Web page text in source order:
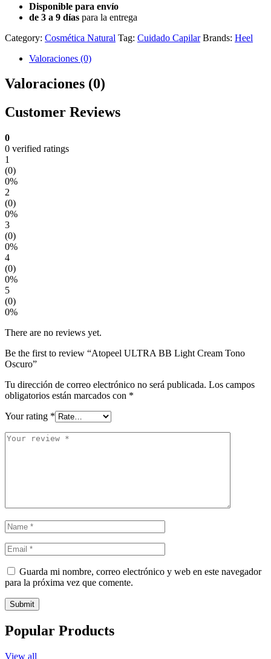
Disponible para envío
de 3 a 9 días para la entrega
Category: Cosmética Natural Tag: Cuidado Capilar Brands: Heel
Valoraciones (0)
Valoraciones (0)
Customer Reviews
0
0 verified ratings
1
(0)
0%
2
(0)
0%
3
(0)
0%
4
(0)
0%
5
(0)
0%
There are no reviews yet.
Be the first to review “Atopeel ULTRA BB Light Cream Tono
Oscuro”
Tu dirección de correo electrónico no será publicada. Los campos
obligatorios están marcados con *
Your rating *
Guarda mi nombre, correo electrónico y web en este navegador
para la próxima vez que comente.
Submit
Popular Products
View all